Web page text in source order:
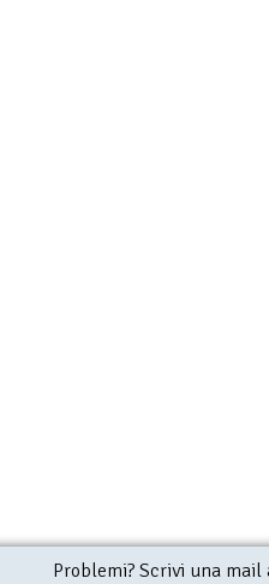
Problemi? Scrivi una